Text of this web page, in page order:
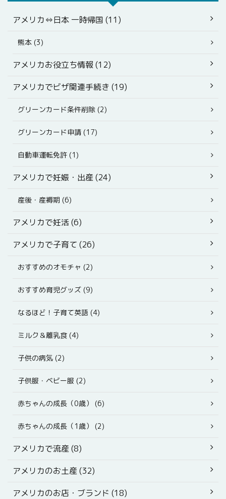
アメリカ⇔日本 一時帰国 (11)
熊本 (3)
アメリカお役立ち情報 (12)
アメリカでビザ関連手続き (19)
グリーンカード条件削除 (2)
グリーンカード申請 (17)
自動車運転免許 (1)
アメリカで妊娠・出産 (24)
産後・産褥期 (6)
アメリカで妊活 (6)
アメリカで子育て (26)
おすすめのオモチャ (2)
おすすめ育児グッズ (9)
なるほど！子育て英語 (4)
ミルク＆離乳食 (4)
子供の病気 (2)
子供服・ベビー服 (2)
赤ちゃんの成長（0歳） (6)
赤ちゃんの成長（1歳） (2)
アメリカで流産 (8)
アメリカのお土産 (32)
アメリカのお店・ブランド (18)